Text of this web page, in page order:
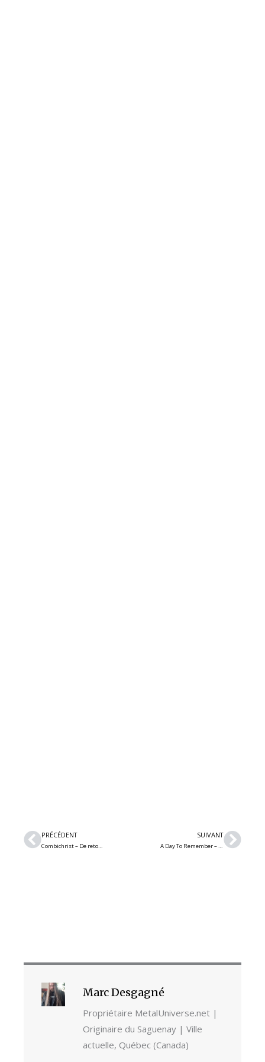
Précédent
PRÉCÉDENT
Combichrist – De retour avec sa nouveauté ‘Heads Off’
SUIVANT
A Day To Remember – De retour avec leur nouveau single ‘Miracle’
Marc Desgagné
Propriétaire MetalUniverse.net |
Originaire du Saguenay | Ville
actuelle, Québec (Canada)